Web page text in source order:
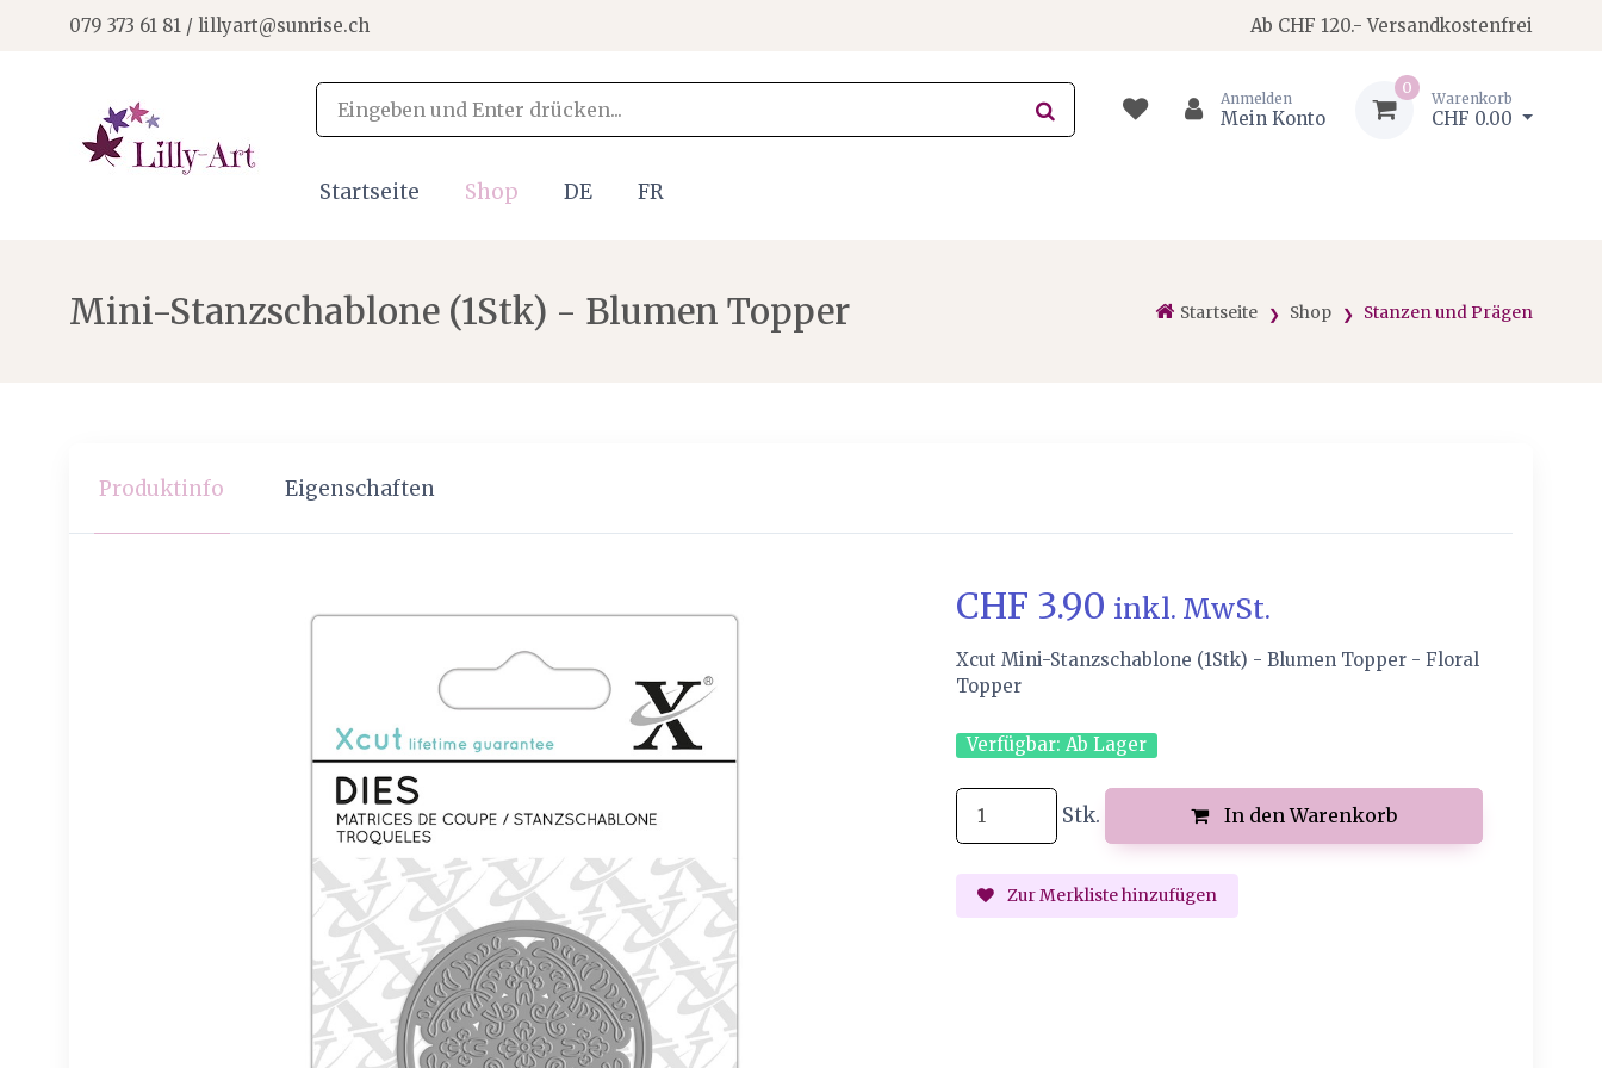
079 373 61 81 / lillyart@sunrise.ch Ab CHF 120.- Versandkostenfrei
Anmelden
Mein Konto
0
Warenkorb
CHF 0.00
Startseite Shop DE FR
Startseite Shop Stanzen und Prägen
Mini-Stanzschablone (1Stk) - Blumen Topper
Produktinfo Eigenschaften
CHF 3.90 inkl. MwSt.
Xcut Mini-Stanzschablone (1Stk) - Blumen Topper - Floral
Topper
Verfügbar: Ab Lager
Stk. In den Warenkorb
Zur Merkliste hinzufügen